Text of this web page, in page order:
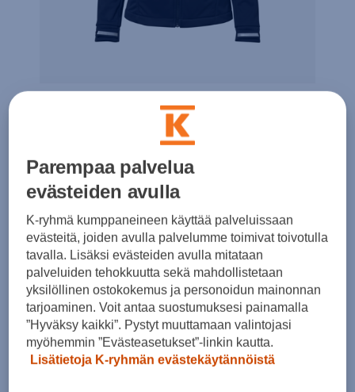
Naisten Motorsport
softshell-takki
Naisten softshell-takki vetoketjullisilla
sivutaskuilla ja fleecevuorella.
Parempaa palvelua
evästeiden avulla
K-ryhmä kumppaneineen käyttää palveluissaan
evästeitä, joiden avulla palvelumme toimivat toivotulla
tavalla. Lisäksi evästeiden avulla mitataan
palveluiden tehokkuutta sekä mahdollistetaan
yksilöllinen ostokokemus ja personoidun mainonnan
tarjoaminen. Voit antaa suostumuksesi painamalla
”Hyväksy kaikki”. Pystyt muuttamaan valintojasi
myöhemmin ”Evästeasetukset”-linkin kautta.
Lisätietoja K-ryhmän evästekäytännöistä